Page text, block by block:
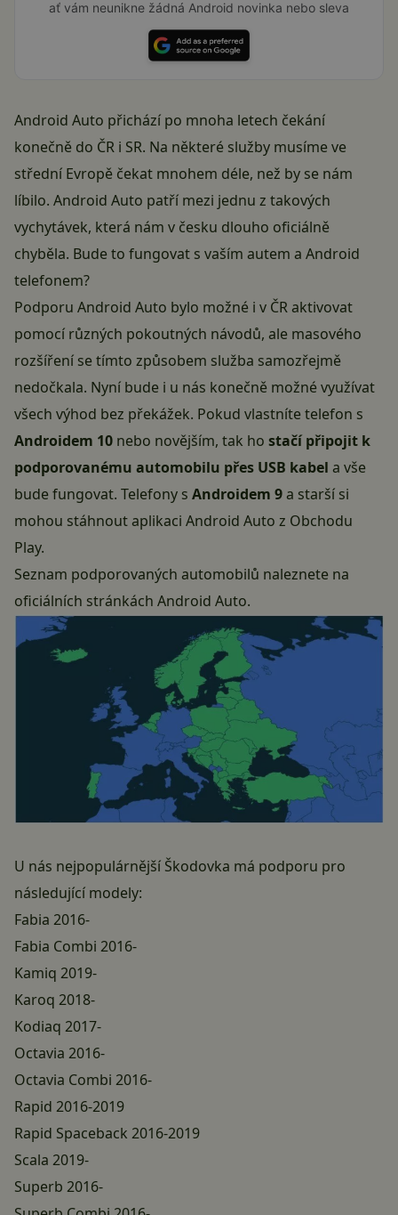
ať vám neunikne žádná Android novinka nebo sleva
Android Auto přichází po mnoha letech čekání
konečně do ČR i SR. Na některé služby musíme ve
střední Evropě čekat mnohem déle, než by se nám
líbilo. Android Auto patří mezi jednu z takových
vychytávek, která nám v česku dlouho oficiálně
chyběla. Bude to fungovat s vaším autem a Android
telefonem?
Podporu Android Auto bylo možné i v ČR aktivovat
pomocí různých pokoutných návodů, ale masového
rozšíření se tímto způsobem služba samozřejmě
nedočkala. Nyní bude i u nás konečně možné využívat
všech výhod bez překážek. Pokud vlastníte telefon s
Androidem 10 nebo novějším, tak ho stačí připojit k
podporovanému automobilu přes USB kabel a vše
bude fungovat. Telefony s Androidem 9a starší si
mohou stáhnout aplikaci Android Auto z Obchodu
Play.
Seznam podporovaných automobilů naleznete na
oficiálních stránkách Android Auto.
U nás nejpopulárnější Škodovka má podporu pro
následující modely:
Fabia 2016-
Fabia Combi 2016-
Kamiq 2019-
Karoq 2018-
Kodiaq 2017-
Octavia 2016-
Octavia Combi 2016-
Rapid 2016-2019
Rapid Spaceback 2016-2019
Scala 2019-
Superb 2016-